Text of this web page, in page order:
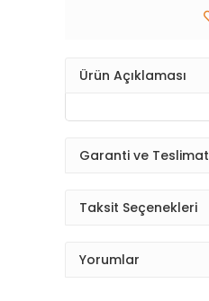
Ürün Açıklaması
Garanti ve Teslimat
Taksit Seçenekleri
Yorumlar